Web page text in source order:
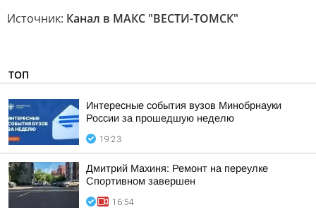
Источник: Канал в МАКС "ВЕСТИ-ТОМСК"
ТОП
Интересные события вузов Минобрнауки
России за прошедшую неделю
19:23
Дмитрий Махиня: Ремонт на переулке
Спортивном завершен
16:54